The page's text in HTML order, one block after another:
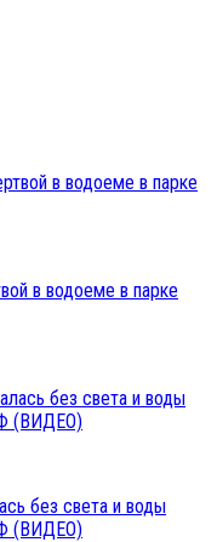
в водоеме в парке
без света и воды
(ВИДЕО)